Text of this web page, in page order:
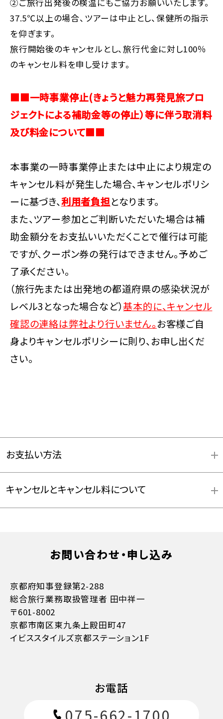
37.5℃以上の場合、ツアーは中止とし、保健所の指示
を仰ぎます。
旅行開始後のキャンセルとし、旅行代金に対し100％
のキャンセル料を申し受けます。
■■一時事業停止(きょうと魅力再発見旅プロ
ジェクトによる補助金等の停止）等に伴う取消料
及び料金について■■
本事業の一時事業停止または中止により規定の
キャンセル料が発生した場合、キャンセルポリシ
ーに基づき、利用者負担となります。
また、ツアー参加とご判断いただいた場合は補
助金額分をお支払いいただくことで催行は可能
ですが、クーポン券の発行はできません。予めご
了承ください。
（旅行先または出発地の都道府県の感染状況が
レベル3となった場合など）基本的に、キャンセル
確認の連絡は弊社より行いません。お客様ご自
身よりキャンセルポリシーに則り、お申し出くだ
さい。
お支払い方法
お支払方法詳細はこちら
キャンセルとキャンセル料について
お問い合わせ・申し込み
京都府知事登録第2-288
総合旅行業務取扱管理者 田中祥一
〒601-8002
京都市南区東九条上殿田町47
イビススタイルズ京都ステーション1F
お電話
075-662-1700